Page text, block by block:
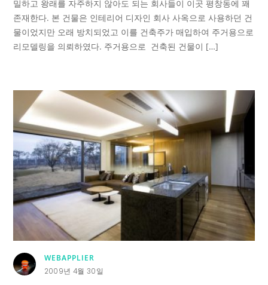
밀하고 왕래를 자주하지 않아도 되는 회사들이 이곳 평창동에 꽤
존재한다. 본 건물은 인테리어 디자인 회사 사옥으로 사용하던 건
물이었지만 오래 방치되었고 이를 건축주가 매입하여 주거용으로
리모델링을 의뢰하였다. 주거용으로 건축된 건물이 […]
WEBAPPLIER
2009년 4월 30일